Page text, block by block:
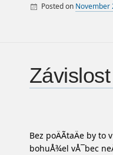
Posted on November
Bez poÄÃ­taÄe by to
bohuÅ¾el vÅ¯bec